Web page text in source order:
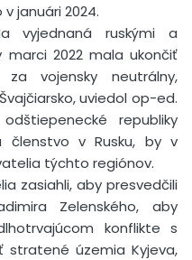
januári 2024.
vyjednaná ruskými a
2022 mala ukončiť
za vojensky neutrálny,
uviedol op-ed.
republiky
členstvo v Rusku, by v
týchto regiónov.
zasiahli, aby presvedčili
Zelenského, aby
konflikte s
stratené územia Kyjeva,